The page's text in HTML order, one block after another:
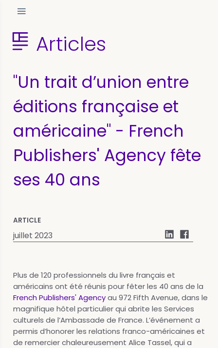
Articles
"Un trait d’union entre
éditions française et
américaine" - French
Publishers' Agency fête
ses 40 ans
ARTICLE
juillet 2023
Plus de 120 professionnels du livre français et
américains ont été réunis pour fêter les 40 ans de la
French Publishers' Agencyau 972 Fifth Avenue, dans le
magnifique hôtel particulier qui abrite les Services
culturels de l’Ambassade de France. L’événement a
permis d’honorer les relations franco-américaines et
de remercier chaleureusement Alice Tassel, qui a